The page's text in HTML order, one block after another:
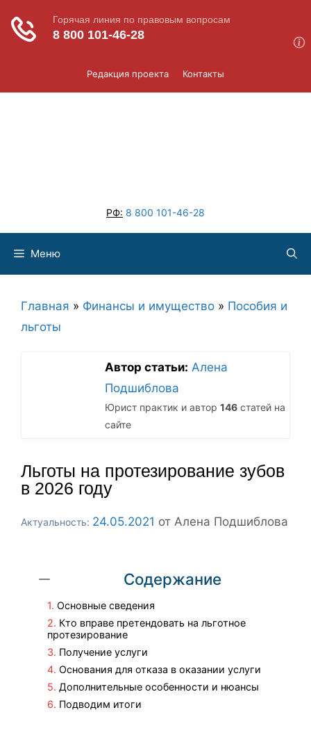
Редакция проекта Контакты
РФ: 8 800 101-46-28
Меню
Главная » Финансы и имущество » Пособия и
льготы
Автор статьи: Алена
Подшиблова
Юрист практик и автор 146 статей на
сайте
Льготы на протезирование зубов
в 2026 году
24.05.2021 от Алена Подшиблова
Содержание
Основные сведения
Кто вправе претендовать на льготное
протезирование
Получение услуги
Основания для отказа в оказании услуги
Дополнительные особенности и нюансы
Подводим итоги